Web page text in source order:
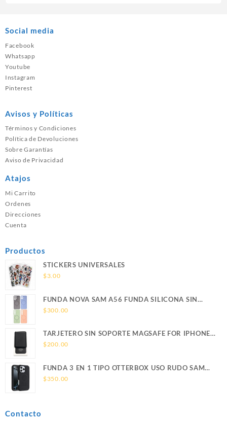
Social media
Facebook
Whatsapp
Youtube
Instagram
Pinterest
Avisos y Políticas
Términos y Condiciones
Política de Devoluciones
Sobre Garantías
Aviso de Privacidad
Atajos
Mi Carrito
Ordenes
Direcciones
Cuenta
Productos
STICKERS UNIVERSALES
$3.00
FUNDA NOVA SAM A56 FUNDA SILICONA SIN
SOPORTE MAGNETICO SAMSUNG
$300.00
TARJETERO SIN SOPORTE MAGSAFE FOR IPHONE
LEATHER WALLET MAGSAFE
$200.00
FUNDA 3 EN 1 TIPO OTTERBOX USO RUDO SAM
S26 ULTRA SAMSUNG S26 ULTRA
$350.00
Contacto